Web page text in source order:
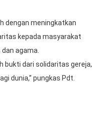
dengan meningkatkan
kepada masyarakat
agama.
bukti dari solidaritas gereja,
dunia,” pungkas Pdt.